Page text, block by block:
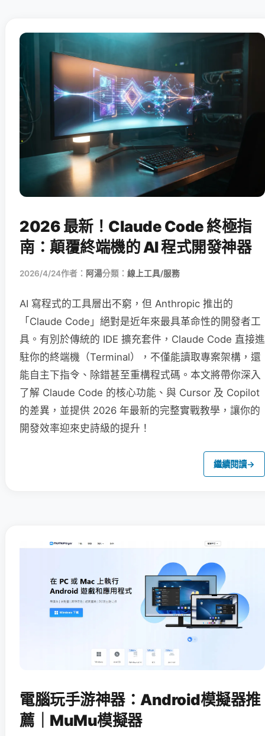
2026 最新！Claude Code 終極指
南：顛覆終端機的 AI 程式開發神器
2026/4/24作者： 阿湯分類： 線上工具/服務
AI 寫程式的工具層出不窮，但 Anthropic 推出的
「Claude Code」絕對是近年來最具革命性的開發者工
具。有別於傳統的 IDE 擴充套件，Claude Code 直接進
駐你的終端機（Terminal），不僅能讀取專案架構，還
能自主下指令、除錯甚至重構程式碼。本文將帶你深入
了解 Claude Code 的核心功能、與 Cursor 及 Copilot
的差異，並提供 2026 年最新的完整實戰教學，讓你的
開發效率迎來史詩級的提升！
繼續閱讀→
電腦玩手游神器：Android模擬器推
薦｜MuMu模擬器